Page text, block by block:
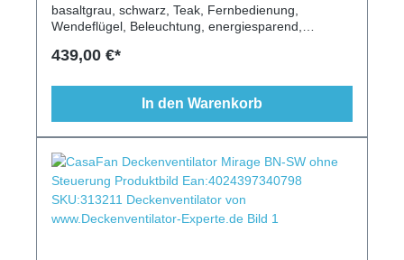
basaltgrau, schwarz, Teak, Fernbedienung,
Wendeflügel, Beleuchtung, energiesparend,
439,00 €*
In den Warenkorb